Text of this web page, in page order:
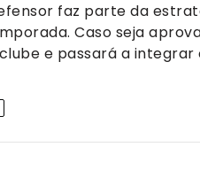
faz parte da
Caso seja
e passará a